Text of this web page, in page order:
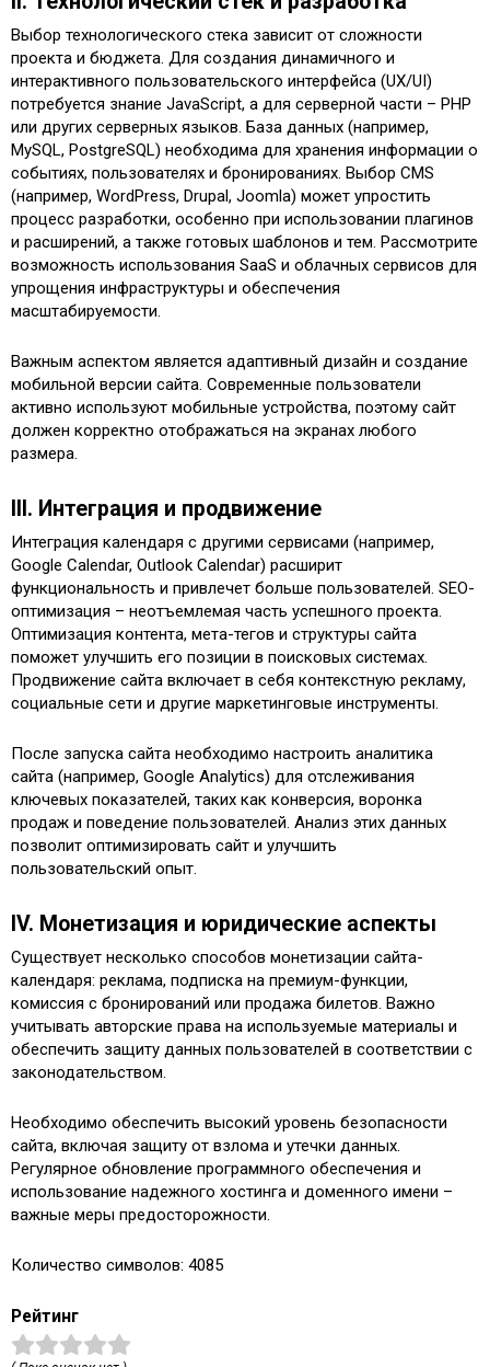
Выбор технологического стека зависит от сложности
проекта и бюджета. Для создания динамичного и
интерактивного пользовательского интерфейса (UX/UI)
потребуется знание JavaScript, а для серверной части – PHP
или других серверных языков. База данных (например,
MySQL, PostgreSQL) необходима для хранения информации о
событиях, пользователях и бронированиях. Выбор CMS
(например, WordPress, Drupal, Joomla) может упростить
процесс разработки, особенно при использовании плагинов
и расширений, а также готовых шаблонов и тем. Рассмотрите
возможность использования SaaS и облачных сервисов для
упрощения инфраструктуры и обеспечения
масштабируемости.
Важным аспектом является адаптивный дизайн и создание
мобильной версии сайта. Современные пользователи
активно используют мобильные устройства, поэтому сайт
должен корректно отображаться на экранах любого
размера.
III. Интеграция и продвижение
Интеграция календаря с другими сервисами (например,
Google Calendar, Outlook Calendar) расширит
функциональность и привлечет больше пользователей. SEO-
оптимизация – неотъемлемая часть успешного проекта.
Оптимизация контента, мета-тегов и структуры сайта
поможет улучшить его позиции в поисковых системах.
Продвижение сайта включает в себя контекстную рекламу,
социальные сети и другие маркетинговые инструменты.
После запуска сайта необходимо настроить аналитика
сайта (например, Google Analytics) для отслеживания
ключевых показателей, таких как конверсия, воронка
продаж и поведение пользователей. Анализ этих данных
позволит оптимизировать сайт и улучшить
пользовательский опыт.
IV. Монетизация и юридические аспекты
Существует несколько способов монетизации сайта-
календаря: реклама, подписка на премиум-функции,
комиссия с бронирований или продажа билетов. Важно
учитывать авторские права на используемые материалы и
обеспечить защиту данных пользователей в соответствии с
законодательством.
Необходимо обеспечить высокий уровень безопасности
сайта, включая защиту от взлома и утечки данных.
Регулярное обновление программного обеспечения и
использование надежного хостинга и доменного имени –
важные меры предосторожности.
Количество символов: 4085
Рейтинг